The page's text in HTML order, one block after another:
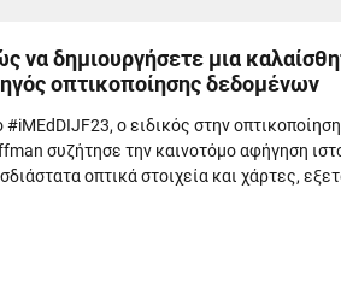
να δημιουργήσετε μια
οπτικοποίησης δεδομένων
#iMEdDIJF23, ο ειδικός στην
συζήτησε την καινοτόμο αφήγηση
οπτικά στοιχεία και χάρτες,